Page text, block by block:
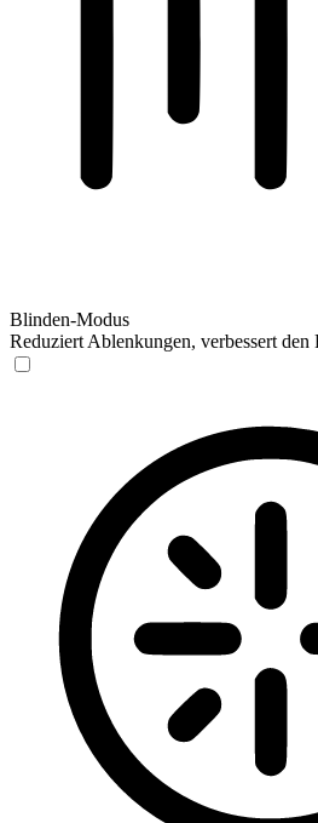
Blinden-Modus
Reduziert Ablenkungen, verbessert den